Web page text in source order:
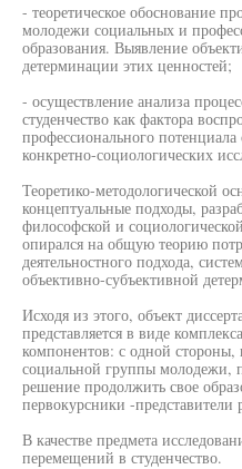
- теоретическое обоснование
молодежи социальных и
образования. Выявление
детерминации этих ценностей;
- осуществление анализа
студенчество как фактора
профессионального
конкретно-социологических
Теоретико-методологической
концептуальные подходы,
философской и
опирался на общую теорию
деятельностного подхода,
объективно-субъективной
Исходя из этого, объект
представляется в виде
компонентов: с одной стороны,
социальной группы молодежи,
решение продолжить свое
первокурсники -представители
В качестве предмета
перемещений в студенчество.